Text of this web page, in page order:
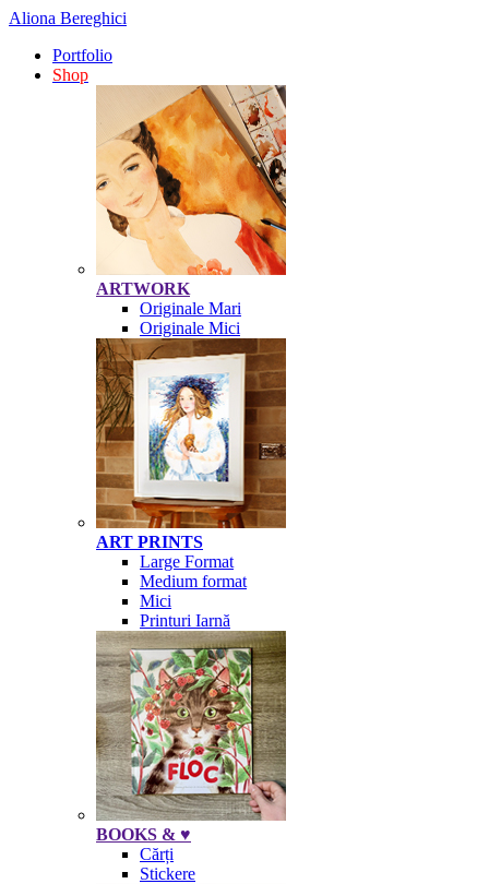
Aliona Bereghici
Portfolio
Shop
ARTWORK
Originale Mari
Originale Mici
ART PRINTS
Large Format
Medium format
Mici
Printuri Iarnă
BOOKS & ♥
Cărți
Stickere